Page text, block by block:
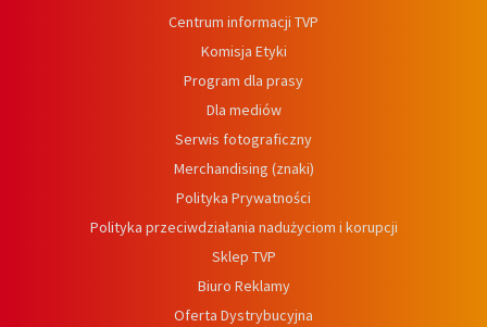
Centrum informacji TVP
Komisja Etyki
Program dla prasy
Dla mediów
Serwis fotograficzny
Merchandising (znaki)
Polityka Prywatności
Polityka przeciwdziałania nadużyciom i korupcji
Sklep TVP
Biuro Reklamy
Oferta Dystrybucyjna